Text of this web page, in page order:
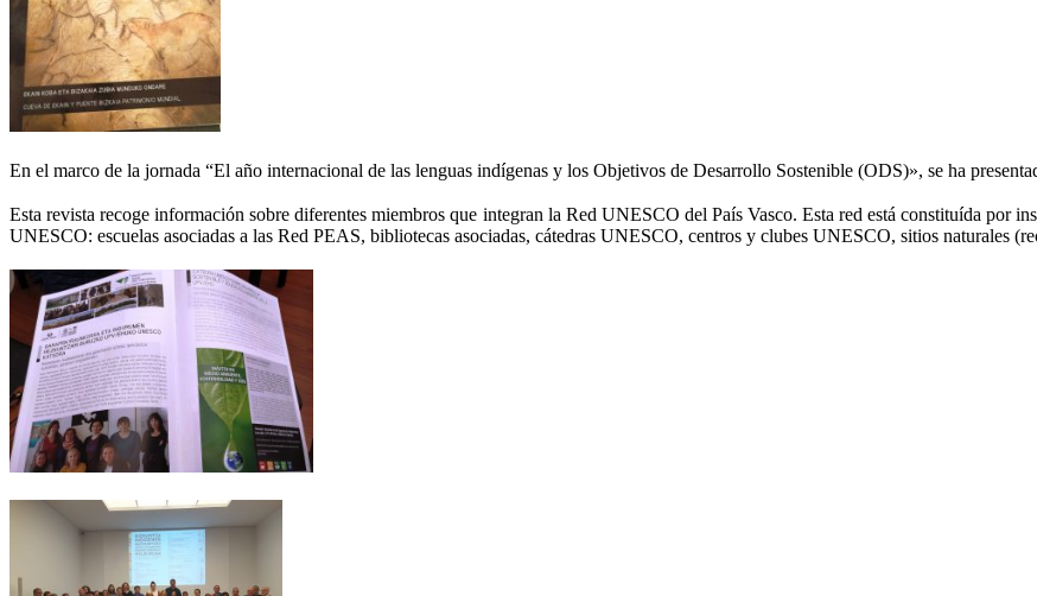
En el marco de la jornada “El año internacional de las lenguas indígenas y los Objetivos de Desarrollo Sostenible (ODS)», se ha
Esta revista recoge información sobre diferentes miembros que integran la Red UNESCO del País Vasco. Esta red está constituída por
UNESCO: escuelas asociadas a las Red PEAS, bibliotecas asociadas, cátedras UNESCO, centros y clubes UNESCO, sitios naturales